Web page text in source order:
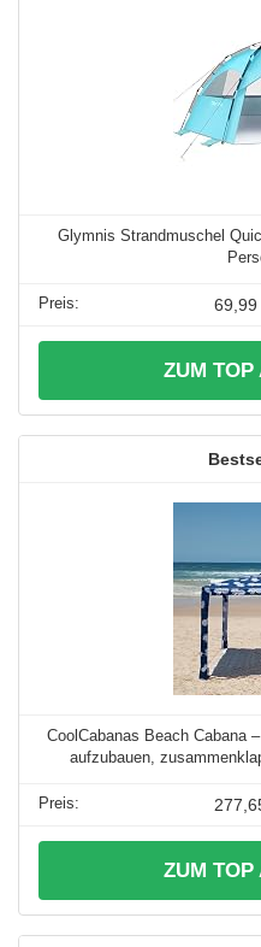
Glymnis Strandmuschel
69,99
ZUM TOP
CoolCabanas Beach Cabana
aufzubauen,
ZUM TOP